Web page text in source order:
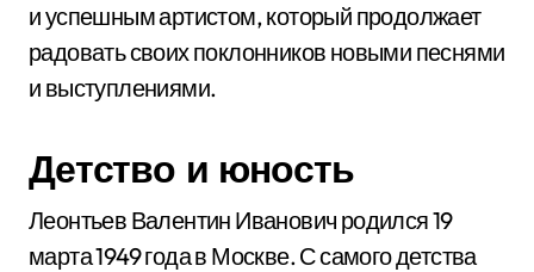
и успешным артистом, который продолжает
радовать своих поклонников новыми песнями
и выступлениями.
Детство и юность
Леонтьев Валентин Иванович родился 19
марта 1949 года в Москве. С самого детства